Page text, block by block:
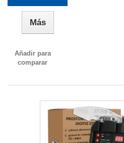
Más
Añadir para
comparar